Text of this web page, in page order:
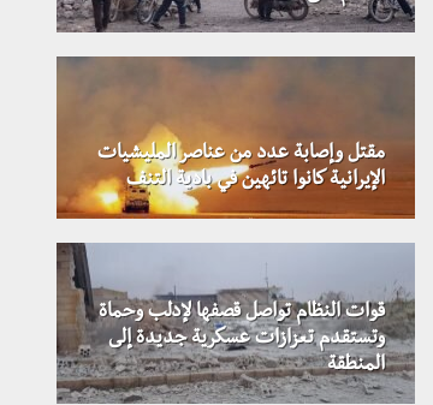
مقتل وإصابة عدد من عناصر المليشيات
الإيرانية كانوا تائهين في بادية التنف
قوات النظام تواصل قصفها لإدلب وحماة
وتستقدم تعزازات عسكرية جديدة إلى
المنطقة